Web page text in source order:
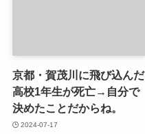
京都・賀茂川に飛び込んだ
高校1年生が死亡→自分で
決めたことだからね。
2024-07-17